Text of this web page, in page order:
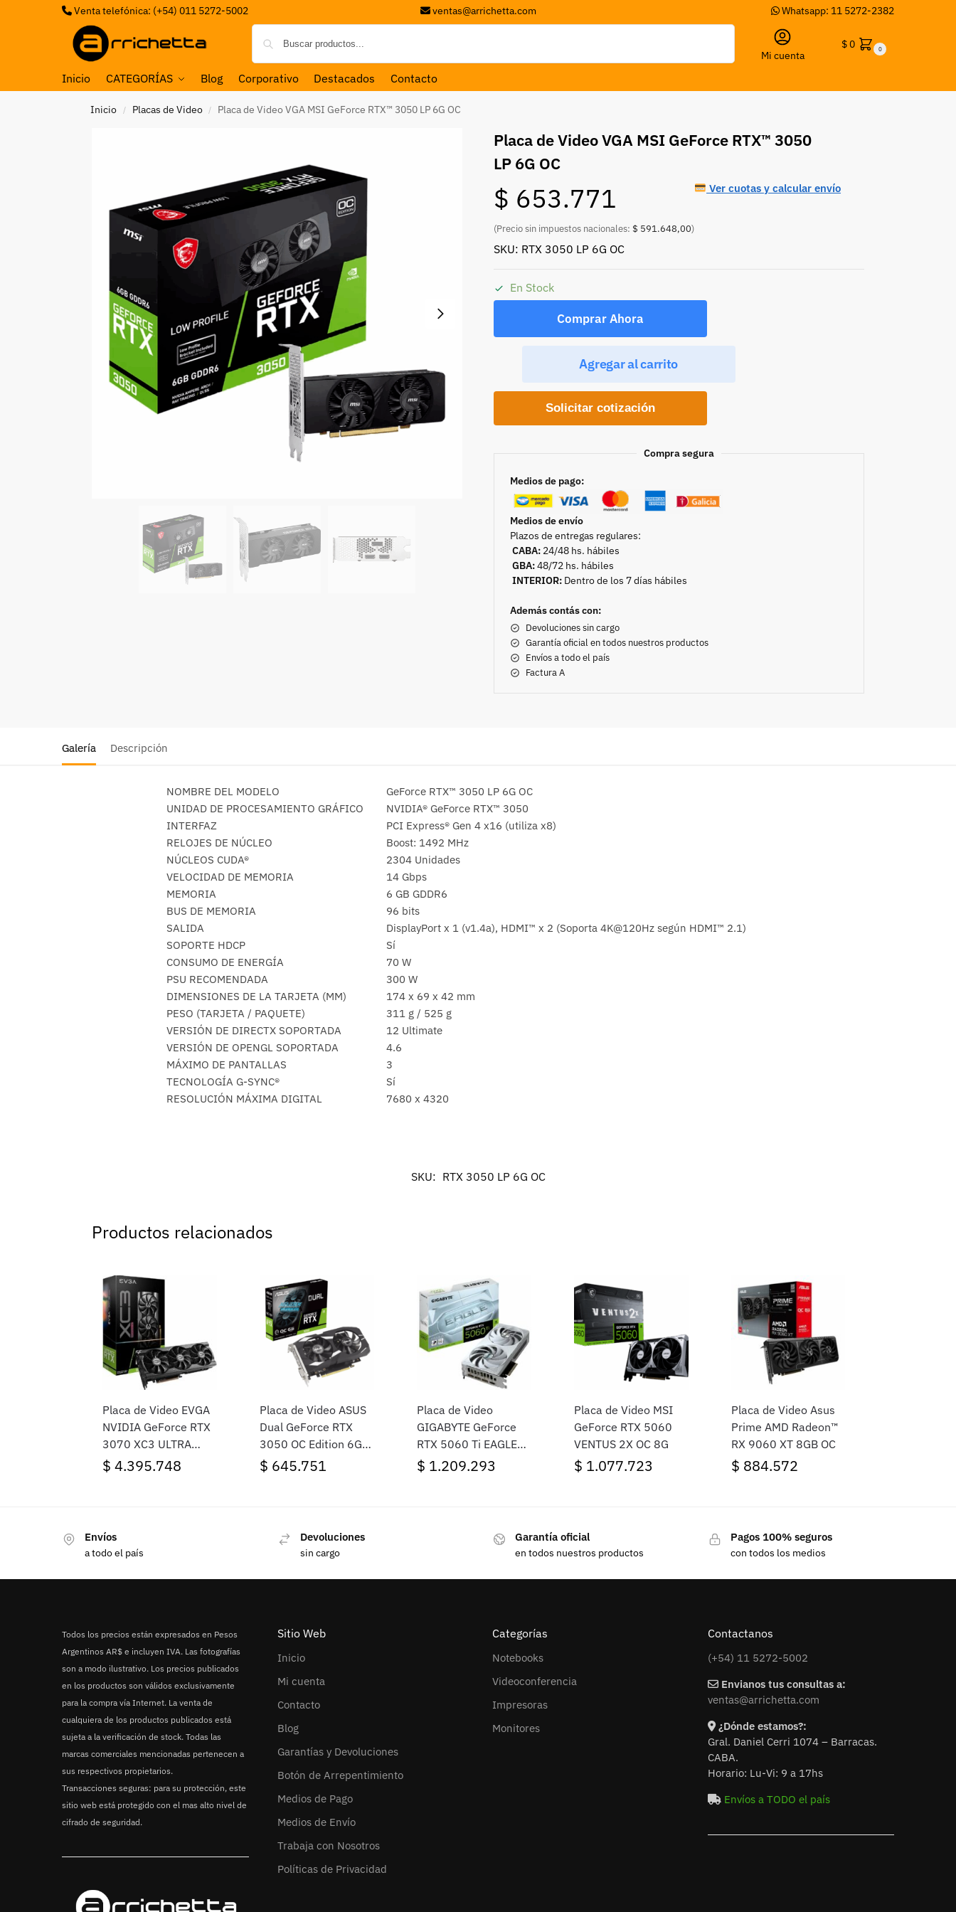
Venta telefónica: (+54) 011 5272-5002 ventas@arrichetta.com Whatsapp: 11 5272-2382
Mi cuenta
$0 0
Inicio CATEGORÍAS Blog Corporativo Destacados Contacto
Inicio / Placas de Video / Placa de Video VGA MSI GeForce RTX™ 3050 LP 6G OC
Placa de Video VGA MSI GeForce RTX™ 3050
LP 6G OC
$ 653.771
(Precio sin impuestos nacionales: $ 591.648,00)
Ver cuotas y calcular envío
SKU: RTX 3050 LP 6G OC
En Stock
Comprar Ahora
Agregar al carrito
Solicitar cotización
Compra segura
Medios de pago:
Medios de envío
Plazos de entregas regulares:
CABA: 24/48 hs. hábiles
GBA:48/72 hs. hábiles
INTERIOR: Dentro de los 7 días hábiles
Además contás con:
Devoluciones sin cargo
Garantía oficial en todos nuestros productos
Envíos a todo el país
Factura A
Galería Descripción
NOMBRE DEL MODELO
GeForce RTX™ 3050 LP 6G OC
UNIDAD DE PROCESAMIENTO GRÁFICO
NVIDIA® GeForce RTX™ 3050
INTERFAZ
PCI Express® Gen 4 x16 (utiliza x8)
RELOJES DE NÚCLEO
Boost: 1492 MHz
NÚCLEOS CUDA®
2304 Unidades
VELOCIDAD DE MEMORIA
14 Gbps
MEMORIA
6 GB GDDR6
BUS DE MEMORIA
96 bits
SALIDA
DisplayPort x 1 (v1.4a), HDMI™ x 2 (Soporta 4K@120Hz según HDMI™ 2.1)
SOPORTE HDCP
Sí
CONSUMO DE ENERGÍA
70 W
PSU RECOMENDADA
300 W
DIMENSIONES DE LA TARJETA (MM)
174 x 69 x 42 mm
PESO (TARJETA / PAQUETE)
311 g / 525 g
VERSIÓN DE DIRECTX SOPORTADA
12 Ultimate
VERSIÓN DE OPENGL SOPORTADA
4.6
MÁXIMO DE PANTALLAS
3
TECNOLOGÍA G-SYNC®
Sí
RESOLUCIÓN MÁXIMA DIGITAL
7680 x 4320
SKU: RTX 3050 LP 6G OC
Productos relacionados
Placa de Video EVGA
NVIDIA GeForce RTX
3070 XC3 ULTRA
GAMING 8GB
$ 4.395.748
Placa de Video ASUS
Dual GeForce RTX
3050 OC Edition 6GB
GDDR6
$ 645.751
Placa de Video
GIGABYTE GeForce
RTX 5060 Ti EAGLE
OC ICE 8G
$ 1.209.293
Placa de Video MSI
GeForce RTX 5060
VENTUS 2X OC 8G
$ 1.077.723
Placa de Video Asus
Prime AMD Radeon™
RX 9060 XT 8GB OC
$ 884.572
Envíos
a todo el país
Devoluciones
sin cargo
Garantía oficial
en todos nuestros productos
Pagos 100% seguros
con todos los medios
Todos los precios están expresados en Pesos
Argentinos AR$ e incluyen IVA. Las fotografías
son a modo ilustrativo. Los precios publicados
en los productos son válidos exclusivamente
para la compra vía Internet. La venta de
cualquiera de los productos publicados está
sujeta a la verificación de stock. Todas las
marcas comerciales mencionadas pertenecen a
sus respectivos propietarios.
Transacciones seguras: para su protección, este
sitio web está protegido con el mas alto nivel de
cifrado de seguridad.
Sitio Web
Inicio
Mi cuenta
Contacto
Blog
Garantías y Devoluciones
Botón de Arrepentimiento
Medios de Pago
Medios de Envío
Trabaja con Nosotros
Políticas de Privacidad
Categorías
Notebooks
Videoconferencia
Impresoras
Monitores
Contactanos
(+54) 11 5272-5002
Envianos tus consultas a:
ventas@arrichetta.com
¿Dónde estamos?:
Gral. Daniel Cerri 1074 – Barracas.
CABA.
Horario: Lu-Vi: 9 a 17hs
Envíos a TODO el país